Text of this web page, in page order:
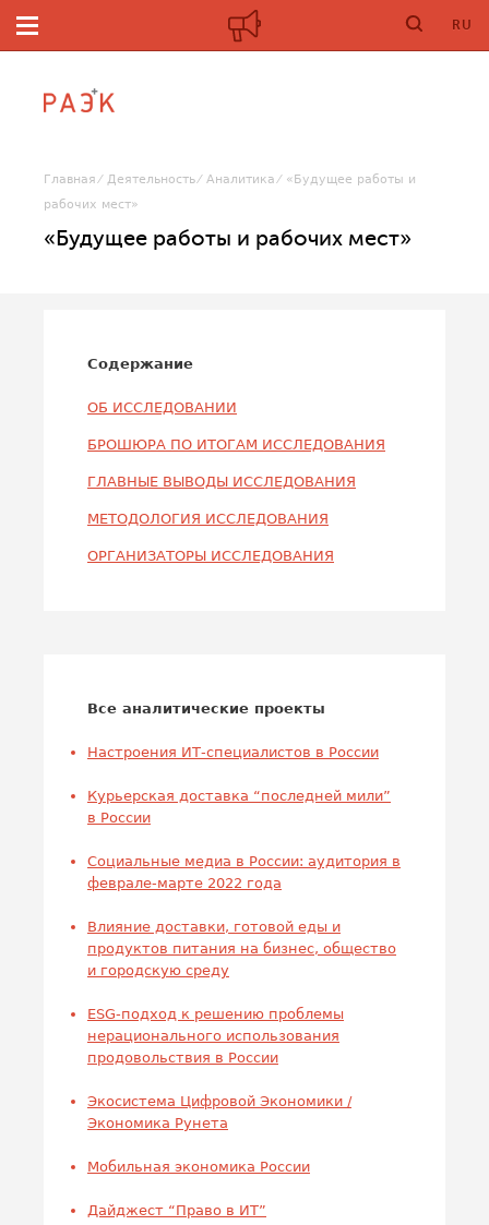
RU
Главная Деятельность Аналитика
«Будущее работы и
рабочих мест»
«Будущее работы и рабочих мест»
Содержание
ОБ ИССЛЕДОВАНИИ
БРОШЮРА ПО ИТОГАМ ИССЛЕДОВАНИЯ
ГЛАВНЫЕ ВЫВОДЫ ИССЛЕДОВАНИЯ
МЕТОДОЛОГИЯ ИССЛЕДОВАНИЯ
ОРГАНИЗАТОРЫ ИССЛЕДОВАНИЯ
Все аналитические проекты
Настроения ИТ-специалистов в России
Курьерская доставка “последней мили”
в России
Социальные медиа в России: аудитория в
феврале-марте 2022 года
Влияние доставки, готовой еды и
продуктов питания на бизнес, общество
и городскую среду
ESG-подход к решению проблемы
нерационального использования
продовольствия в России
Экосистема Цифровой Экономики /
Экономика Рунета
Мобильная экономика России
Дайджест “Право в ИТ”